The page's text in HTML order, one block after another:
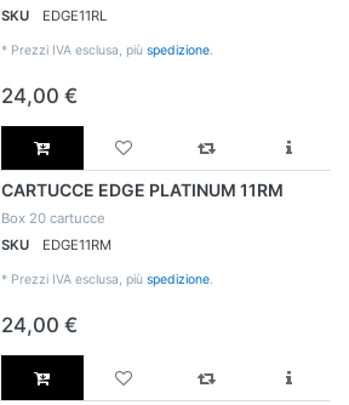
SKU
EDGE11RL
* Prezzi IVA esclusa, più spedizione.
24,00 €
CARTUCCE EDGE PLATINUM 11RM
Box 20 cartucce
SKU
EDGE11RM
* Prezzi IVA esclusa, più spedizione.
24,00 €